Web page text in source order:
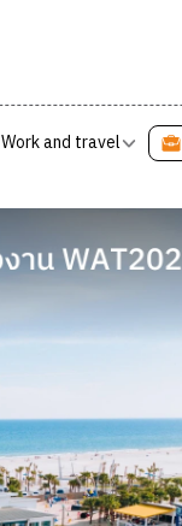
Work and travel